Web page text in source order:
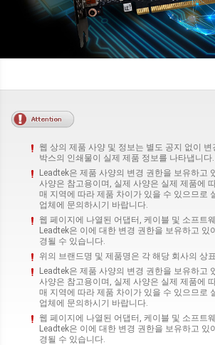
웹 상의 제품 사양 및 정보는 별도 공지 없이
박스의 인쇄물이 실제 제품 정보를 나타냅니다.
Leadtek은 제품 사양의 변경 권한을 보유하고
사양은 참고용이며, 실제 사양은 실제 제품에
매 지역에 따라 제품 차이가 있을 수 있으므로
업체에 문의하시기 바랍니다.
웹 페이지에 나열된 어댑터, 케이블 및 소프트
Leadtek은 이에 대한 변경 권한을 보유하고 있
경될 수 있습니다.
위의 브랜드명 및 제품명은 각 해당 회사의 상
Leadtek은 제품 사양의 변경 권한을 보유하고
사양은 참고용이며, 실제 사양은 실제 제품에
매 지역에 따라 제품 차이가 있을 수 있으므로
업체에 문의하시기 바랍니다.
웹 페이지에 나열된 어댑터, 케이블 및 소프트
Leadtek은 이에 대한 변경 권한을 보유하고 있
경될 수 있습니다.